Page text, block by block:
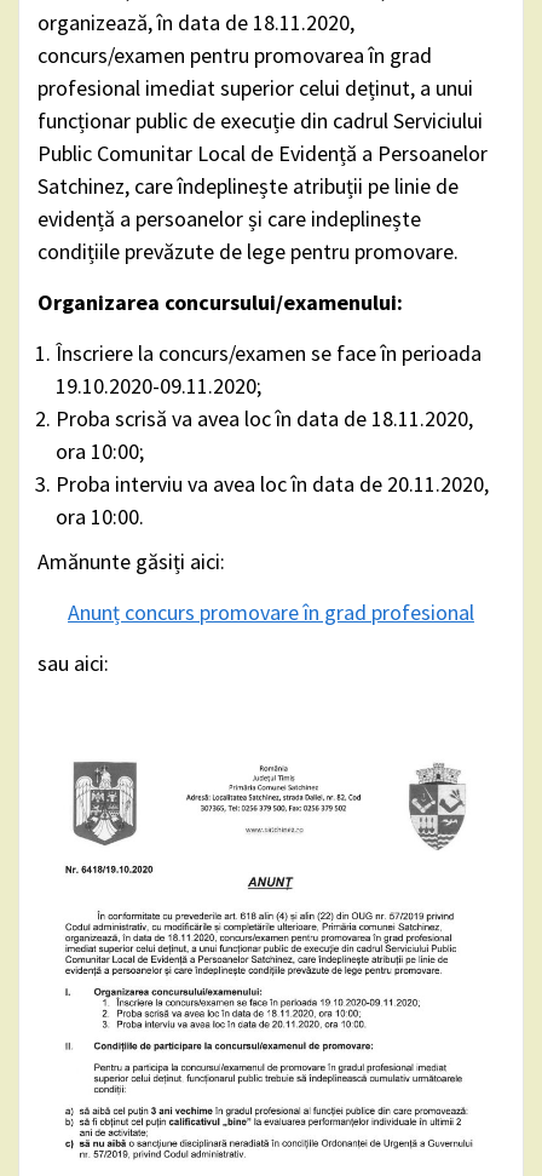
organizează, în data de 18.11.2020,
concurs/examen pentru promovarea în grad
profesional imediat superior celui deținut, a unui
funcționar public de execuție din cadrul Serviciului
Public Comunitar Local de Evidență a Persoanelor
Satchinez, care îndeplinește atribuții pe linie de
evidență a persoanelor și care indeplinește
condițiile prevăzute de lege pentru promovare.
Organizarea concursului/examenului:
Înscriere la concurs/examen se face în perioada
19.10.2020-09.11.2020;
Proba scrisă va avea loc în data de 18.11.2020,
ora 10:00;
Proba interviu va avea loc în data de 20.11.2020,
ora 10:00.
Amănunte găsiți aici:
Anunț concurs promovare în grad profesional
sau aici: